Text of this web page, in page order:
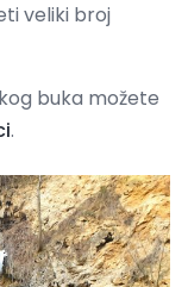
veliki broj
buka možete
.